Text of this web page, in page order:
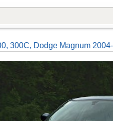
300C, Dodge Magnum